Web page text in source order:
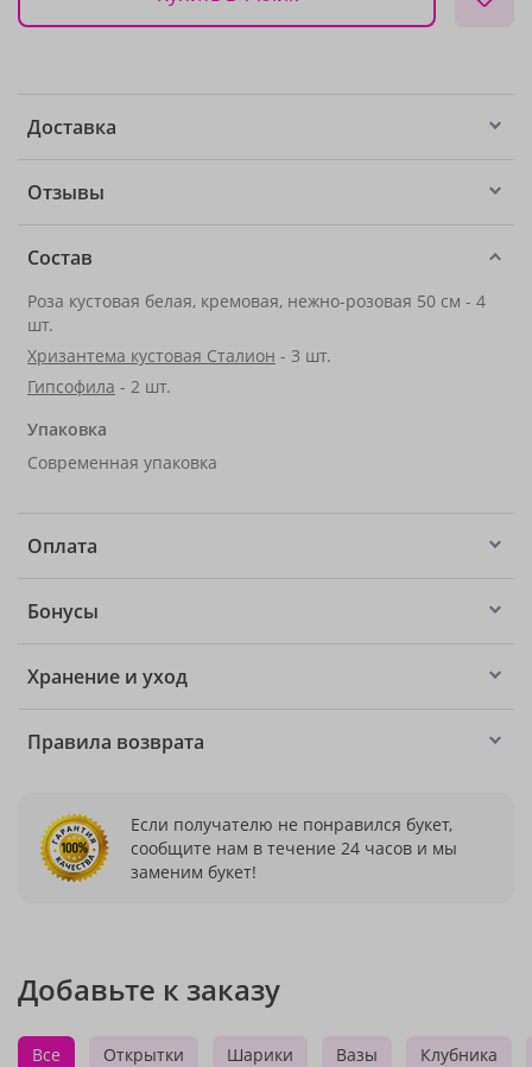
Доставка
Отзывы
Состав
Роза кустовая белая, кремовая, нежно-розовая 50 см - 4
шт.
Хризантема кустовая Сталион - 3 шт.
Гипсофила - 2 шт.
Упаковка
Современная упаковка
Оплата
Бонусы
Хранение и уход
Правила возврата
Если получателю не понравился букет,
сообщите нам в течение 24 часов и мы
заменим букет!
Добавьте к заказу
Все Открытки Шарики Вазы Клубника